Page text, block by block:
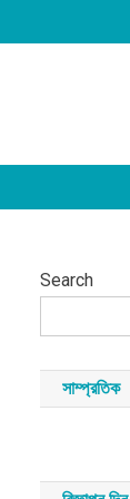
Search
সাম্প্রতিক